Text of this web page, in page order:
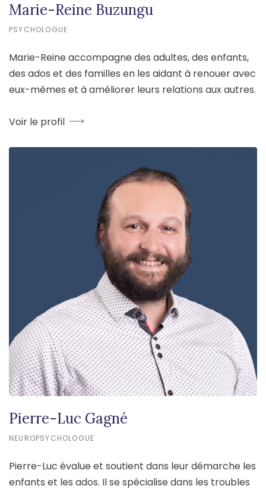
Marie-Reine Buzungu
PSYCHOLOGUE
Marie-Reine accompagne des adultes, des enfants,
des ados et des familles en les aidant à renouer avec
eux-mêmes et à améliorer leurs relations aux autres.
Voir le profil
Pierre-Luc Gagné
NEUROPSYCHOLOGUE
Pierre-Luc évalue et soutient dans leur démarche les
enfants et les ados. Il se spécialise dans les troubles